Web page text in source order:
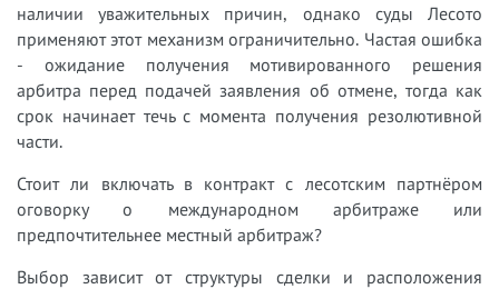
наличии уважительных причин, однако суды Лесото
применяют этот механизм ограничительно. Частая ошибка
- ожидание получения мотивированного решения
арбитра перед подачей заявления об отмене, тогда как
срок начинает течь с момента получения резолютивной
части.
Стоит ли включать в контракт с лесотским партнёром
оговорку о международном арбитраже или
предпочтительнее местный арбитраж?
Выбор зависит от структуры сделки и расположения